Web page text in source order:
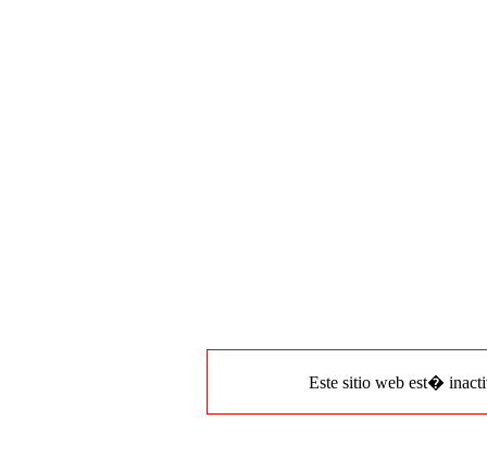
Este sitio web est�